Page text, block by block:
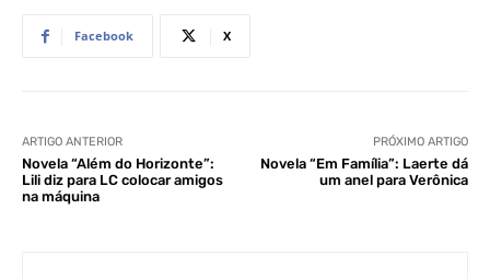
Facebook X
ARTIGO ANTERIOR
Novela “Além do Horizonte”:
Lili diz para LC colocar amigos
na máquina
PRÓXIMO ARTIGO
Novela “Em Família”: Laerte dá
um anel para Verônica